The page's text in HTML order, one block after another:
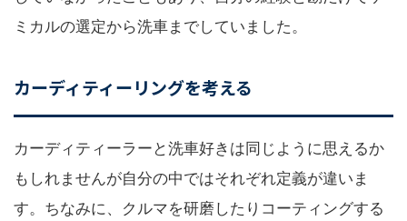
ミカルの選定から洗車までしていました。
カーディティーリングを考える
カーディティーラーと洗車好きは同じように思えるか
もしれませんが自分の中ではそれぞれ定義が違いま
す。ちなみに、クルマを研磨したりコーティングする